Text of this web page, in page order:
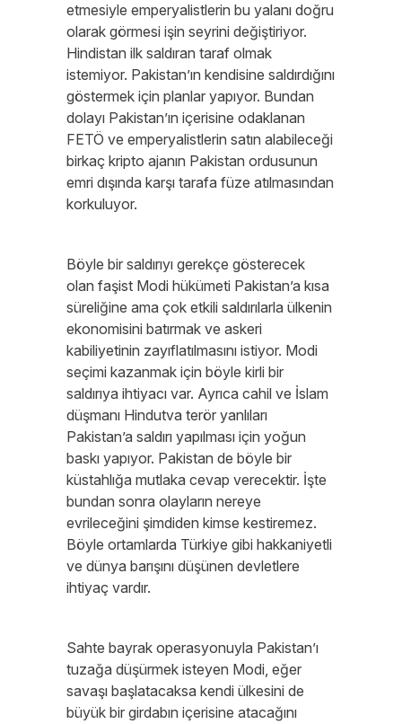
etmesiyle emperyalistlerin bu yalanı doğru
olarak görmesi işin seyrini değiştiriyor.
Hindistan ilk saldıran taraf olmak
istemiyor. Pakistan’ın kendisine saldırdığını
göstermek için planlar yapıyor. Bundan
dolayı Pakistan’ın içerisine odaklanan
FETÖ ve emperyalistlerin satın alabileceği
birkaç kripto ajanın Pakistan ordusunun
emri dışında karşı tarafa füze atılmasından
korkuluyor.
Böyle bir saldırıyı gerekçe gösterecek
olan faşist Modi hükümeti Pakistan’a kısa
süreliğine ama çok etkili saldırılarla ülkenin
ekonomisini batırmak ve askeri
kabiliyetinin zayıflatılmasını istiyor. Modi
seçimi kazanmak için böyle kirli bir
saldırıya ihtiyacı var. Ayrıca cahil ve İslam
düşmanı Hindutva terör yanlıları
Pakistan’a saldırı yapılması için yoğun
baskı yapıyor. Pakistan de böyle bir
küstahlığa mutlaka cevap verecektir. İşte
bundan sonra olayların nereye
evrileceğini şimdiden kimse kestiremez.
Böyle ortamlarda Türkiye gibi hakkaniyetli
ve dünya barışını düşünen devletlere
ihtiyaç vardır.
Sahte bayrak operasyonuyla Pakistan’ı
tuzağa düşürmek isteyen Modi, eğer
savaşı başlatacaksa kendi ülkesini de
büyük bir girdabın içerisine atacağını